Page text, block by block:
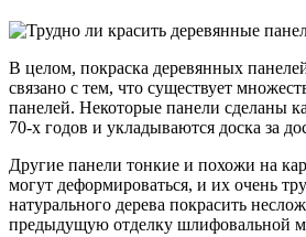
В целом, покраска деревянных
связано с тем, что существует
панелей. Некоторые панели сделаны
70-х годов и укладываются доска за
Другие панели тонкие и похожи на
могут деформироваться, и их очень
натурального дерева покрасить
предыдущую отделку шлифовальной